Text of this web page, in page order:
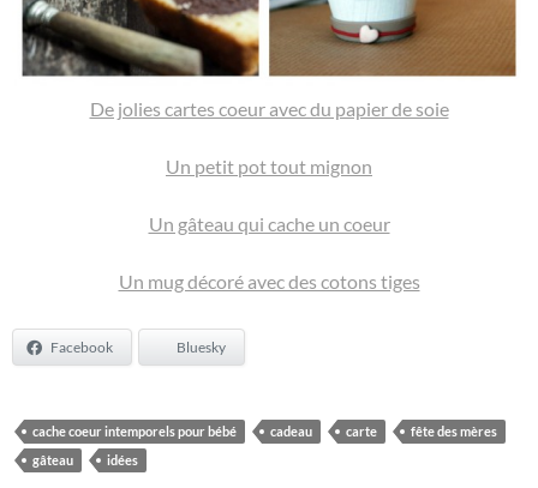
De jolies cartes coeur avec du papier de soie
Un petit pot tout mignon
Un gâteau qui cache un coeur
Un mug décoré avec des cotons tiges
Facebook Bluesky
cache coeur intemporels pour bébé cadeau carte
fête des mères
gâteau
idées